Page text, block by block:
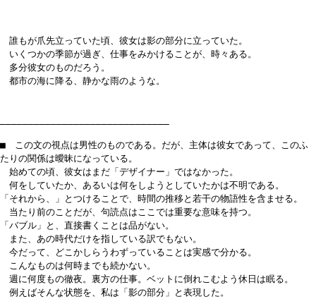
誰もが爪先立っていた頃、彼女は影の部分に立っていた。
いくつかの季節が過ぎ、仕事をみかけることが、時々ある。
多分彼女のものだろう。
都市の海に降る、静かな雨のような。
■ この文の視点は男性のものである。だが、主体は彼女であって、このふ
たりの関係は曖昧になっている。
始めての頃、彼女はまだ「デザイナー」ではなかった。
何をしていたか、あるいは何をしようとしていたかは不明である。
「それから、」とつけることで、時間の推移と若干の物語性を含ませる。
当たり前のことだが、句読点はここでは重要な意味を持つ。
「バブル」と、直接書くことは品がない。
また、あの時代だけを指している訳でもない。
今だって、どこかしらうわずっていることは実感で分かる。
こんなものは何時までも続かない。
週に何度もの徹夜。裏方の仕事。ベットに倒れこむよう休日は眠る。
例えばそんな状態を、私は「影の部分」と表現した。